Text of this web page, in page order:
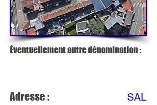
Éventuellement autre dénomination :
Adresse :
SAL